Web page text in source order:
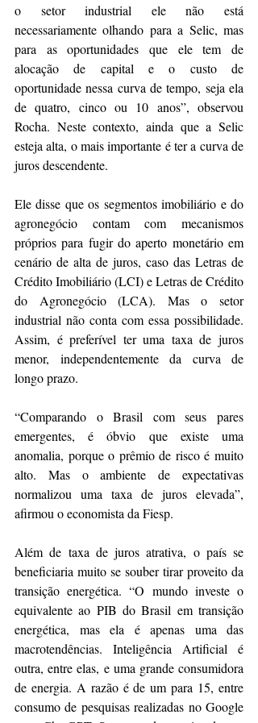
o setor industrial ele não está
necessariamente olhando para a Selic, mas
para as oportunidades que ele tem de
alocação de capital e o custo de
oportunidade nessa curva de tempo, seja ela
de quatro, cinco ou 10 anos”, observou
Rocha. Neste contexto, ainda que a Selic
esteja alta, o mais importante é ter a curva de
juros descendente.
Ele disse que os segmentos imobiliário e do
agronegócio contam com mecanismos
próprios para fugir do aperto monetário em
cenário de alta de juros, caso das Letras de
Crédito Imobiliário (LCI) e Letras de Crédito
do Agronegócio (LCA). Mas o setor
industrial não conta com essa possibilidade.
Assim, é preferível ter uma taxa de juros
menor, independentemente da curva de
longo prazo.
“Comparando o Brasil com seus pares
emergentes, é óbvio que existe uma
anomalia, porque o prêmio de risco é muito
alto. Mas o ambiente de expectativas
normalizou uma taxa de juros elevada”,
afirmou o economista da Fiesp.
Além de taxa de juros atrativa, o país se
beneficiaria muito se souber tirar proveito da
transição energética. “O mundo investe o
equivalente ao PIB do Brasil em transição
energética, mas ela é apenas uma das
macrotendências. Inteligência Artificial é
outra, entre elas, e uma grande consumidora
de energia. A razão é de um para 15, entre
consumo de pesquisas realizadas no Google